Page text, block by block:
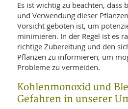
Es ist wichtig zu beachten, dass
und Verwendung dieser
Vorsicht geboten ist, um
minimieren. In der Regel ist es
richtige Zubereitung und den
Pflanzen zu informieren, um
Probleme zu vermeiden.
Kohlenmonoxid und
Gefahren in unserer